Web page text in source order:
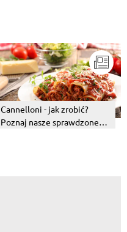
Cannelloni - jak zrobić?
Poznaj nasze sprawdzone